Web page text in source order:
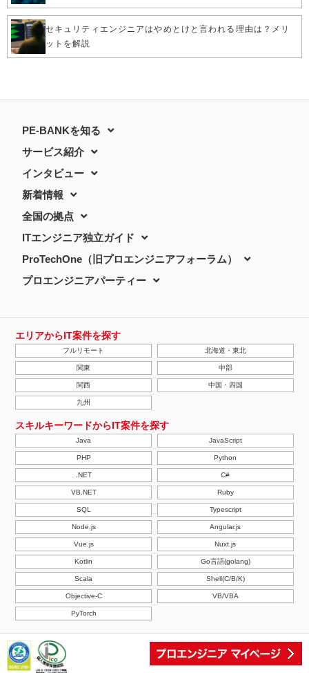
セキュリティエンジニアはやめとけと言われる理由は？メリ
ットを解説
PE-BANKを知る
サービス紹介
インタビュー
新着情報
全国の拠点
ITエンジニア独立ガイド
ProTechOne（旧プロエンジニアフォーラム）
プロエンジニアパーティー
エリアからIT案件を探す
フルリモート 北海道・東北
関東 中部
関西 中国・四国
九州
スキルキーワードからIT案件を探す
Java JavaScript
PHP Python
.NET C#
VB.NET Ruby
SQL Typescript
Node.js Angular.js
Vue.js Nuxt.js
Kotlin Go言語(golang)
Scala Shell(C/B/K)
Objective-C VB/VBA
PyTorch